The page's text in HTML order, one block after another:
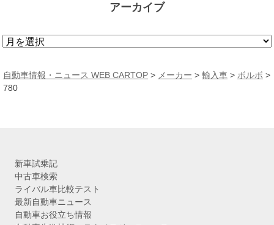
アーカイブ
ア
カ
イ
自動車情報・ニュース WEB CARTOP > メーカー > 輸入車 > ボルボ >
780
新車試乗記
中古車検索
ライバル車比較テスト
最新自動車ニュース
自動車お役立ち情報